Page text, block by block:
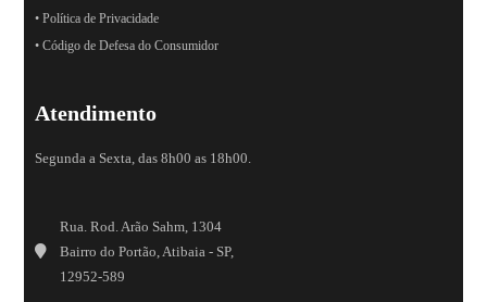
• Política de Privacidade
• Código de Defesa do Consumidor
Atendimento
Segunda a Sexta, das 8h00 as 18h00.
Rua. Rod. Arão Sahm, 1304
Bairro do Portão, Atibaia - SP,
12952-589